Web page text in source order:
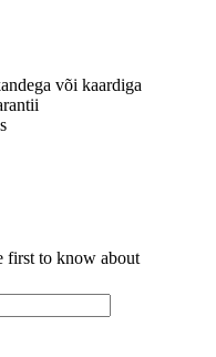
või kaardiga
first to know about